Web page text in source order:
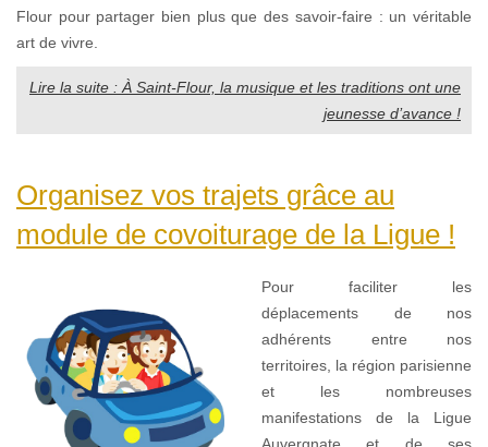
Flour pour partager bien plus que des savoir-faire : un véritable
art de vivre.
Lire la suite : À Saint-Flour, la musique et les traditions ont une
jeunesse d’avance !
Organisez vos trajets grâce au
module de covoiturage de la Ligue !
Pour faciliter les
déplacements de nos
adhérents entre nos
territoires, la région parisienne
et les nombreuses
manifestations de la Ligue